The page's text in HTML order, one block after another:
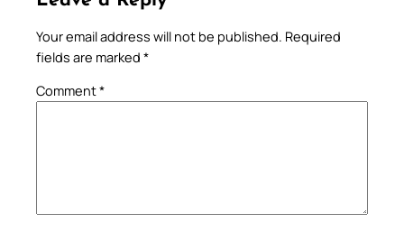
Your email address will not be published. Required
fields are marked *
Comment*